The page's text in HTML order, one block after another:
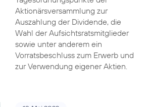
Aktionärsversammlung zur
Auszahlung der Dividende, die
Wahl der Aufsichtsratsmitglieder
sowie unter anderem ein
Vorratsbeschluss zum Erwerb und
zur Verwendung eigener Aktien.